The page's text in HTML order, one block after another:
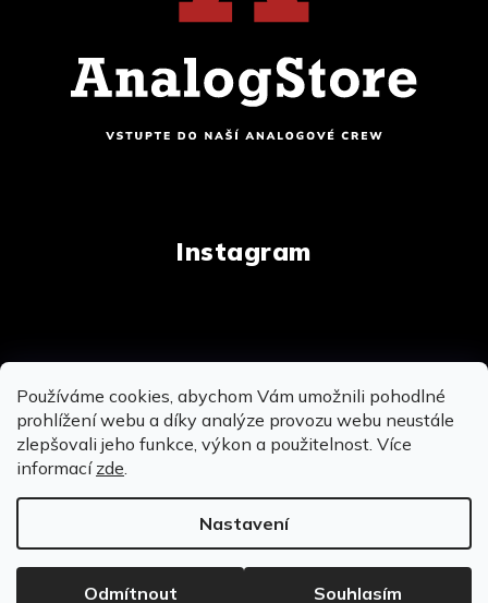
Používáme cookies, abychom Vám umožnili pohodlné
prohlížení webu a díky analýze provozu webu neustále
zlepšovali jeho funkce, výkon a použitelnost. Více
informací zde.
Nastavení
Odmítnout Souhlasím
Instagram
Vytvořil Shoptet
vyhrazena.Upravit nastavení cookies